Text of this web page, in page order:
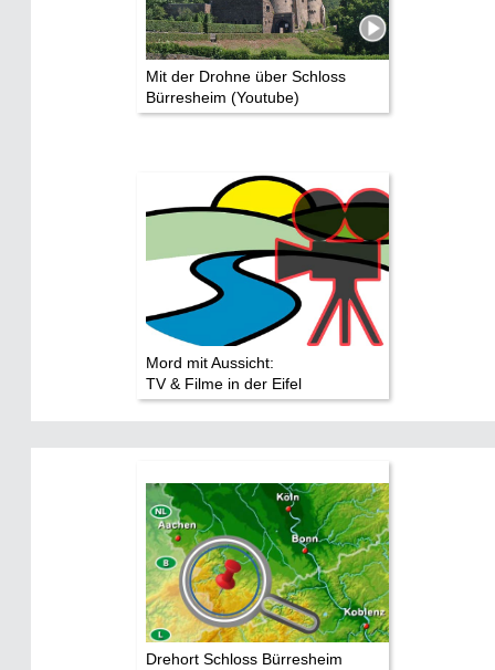
Mit der Drohne über Schloss
Bürresheim (Youtube)
Mord mit Aussicht:
TV & Filme in der Eifel
Drehort Schloss Bürresheim